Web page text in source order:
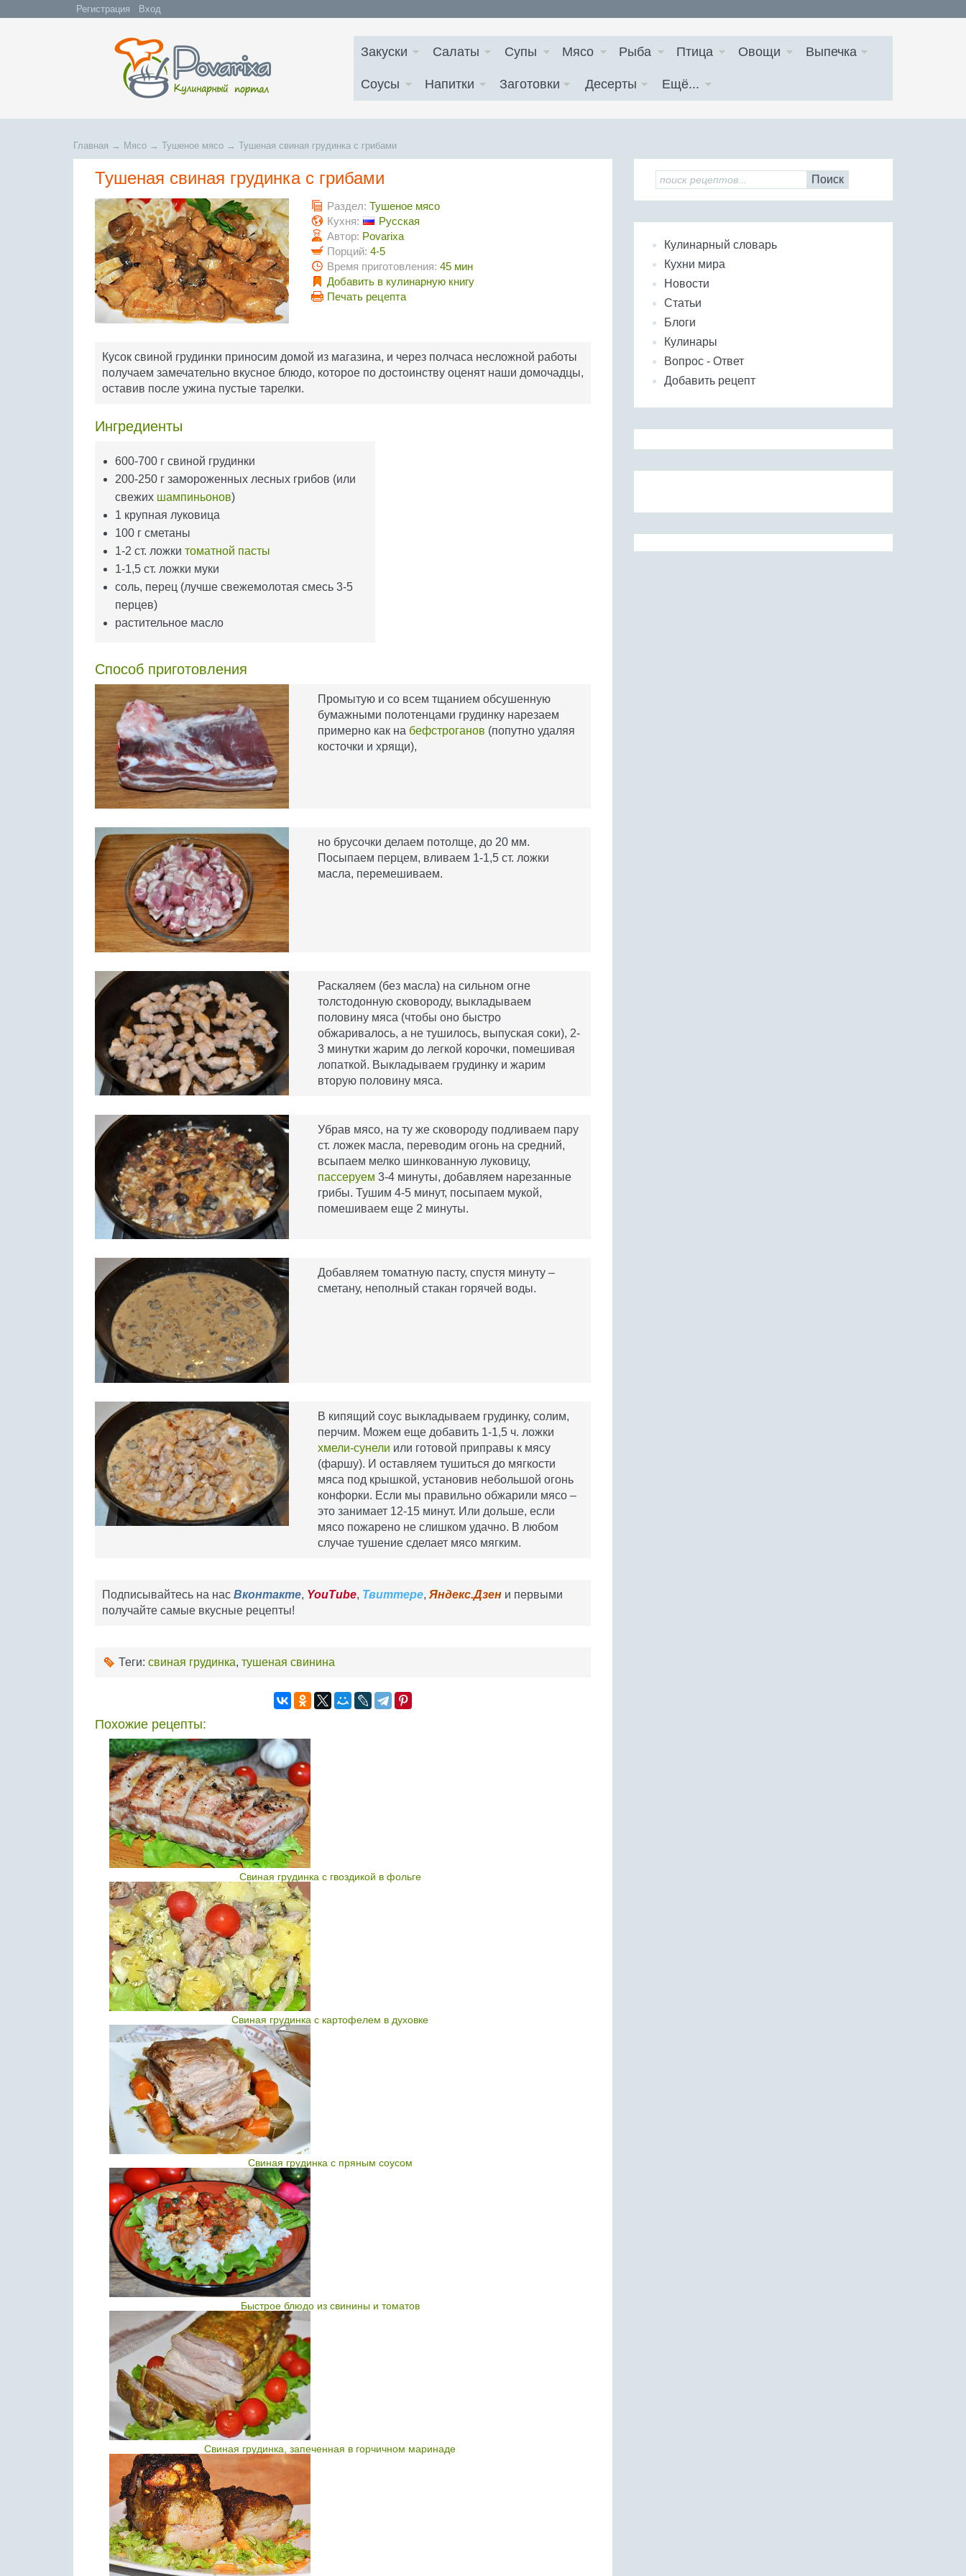
Регистрация Вход
Закуски Салаты Супы Мясо Рыба Птица Овощи Выпечка
Соусы Напитки Заготовки Десерты Ещё...
Главная → Мясо → Тушеное мясо → Тушеная свиная грудинка с грибами
Тушеная свиная грудинка с грибами
Раздел: Тушеное мясо
Кухня:
Русская
Автор: Povarixa
Порций: 4-5
Время приготовления: 45 мин
Добавить в кулинарную книгу
Печать рецепта
Кусок свиной грудинки приносим домой из магазина, и через полчаса несложной работы
получаем замечательно вкусное блюдо, которое по достоинству оценят наши домочадцы,
оставив после ужина пустые тарелки.
Ингредиенты
600-700 г свиной грудинки
200-250 г замороженных лесных грибов (или
свежих шампиньонов)
1 крупная луковица
100 г сметаны
1-2 ст. ложки томатной пасты
1-1,5 ст. ложки муки
соль, перец (лучше свежемолотая смесь 3-5
перцев)
растительное масло
Способ приготовления
Промытую и со всем тщанием обсушенную
бумажными полотенцами грудинку нарезаем
примерно как на бефстроганов (попутно удаляя
косточки и хрящи),
но брусочки делаем потолще, до 20 мм.
Посыпаем перцем, вливаем 1-1,5 ст. ложки
масла, перемешиваем.
Раскаляем (без масла) на сильном огне
толстодонную сковороду, выкладываем
половину мяса (чтобы оно быстро
обжаривалось, а не тушилось, выпуская соки), 2-
3 минутки жарим до легкой корочки, помешивая
лопаткой. Выкладываем грудинку и жарим
вторую половину мяса.
Убрав мясо, на ту же сковороду подливаем пару
ст. ложек масла, переводим огонь на средний,
всыпаем мелко шинкованную луковицу,
пассеруем 3-4 минуты, добавляем нарезанные
грибы. Тушим 4-5 минут, посыпаем мукой,
помешиваем еще 2 минуты.
Добавляем томатную пасту, спустя минуту –
сметану, неполный стакан горячей воды.
В кипящий соус выкладываем грудинку, солим,
перчим. Можем еще добавить 1-1,5 ч. ложки
хмели-сунели или готовой приправы к мясу
(фаршу). И оставляем тушиться до мягкости
мяса под крышкой, установив небольшой огонь
конфорки. Если мы правильно обжарили мясо –
это занимает 12-15 минут. Или дольше, если
мясо пожарено не слишком удачно. В любом
случае тушение сделает мясо мягким.
Подписывайтесь на нас Вконтакте, YouTube, Твиттере, Яндекс.Дзен и первыми
получайте самые вкусные рецепты!
Теги: свиная грудинка, тушеная свинина
Похожие рецепты:
Свиная грудинка с гвоздикой в фольге
Свиная грудинка с картофелем в духовке
Свиная грудинка с пряным соусом
Быстрое блюдо из свинины и томатов
Свиная грудинка, запеченная в горчичном маринаде
Поиск
Кулинарный словарь
Кухни мира
Новости
Статьи
Блоги
Кулинары
Вопрос - Ответ
Добавить рецепт